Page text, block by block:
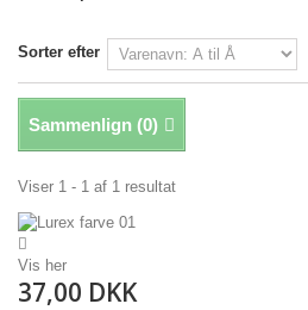
Sorter efter
Sammenlign (0)
Viser 1 - 1 af 1 resultat
Vis her
37,00 DKK